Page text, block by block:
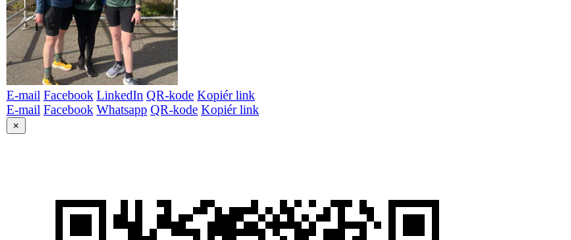
E-mail Facebook LinkedIn QR-kode Kopiér link
E-mail Facebook Whatsapp QR-kode Kopiér link
×